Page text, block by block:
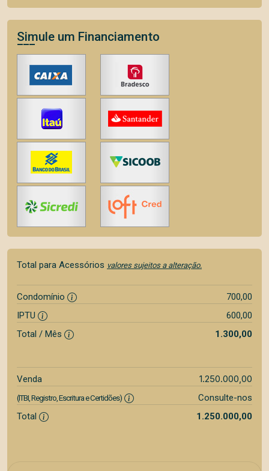
Simule um Financiamento
Total para Acessórios valores sujeitos a alteração.
Condomínio
700,00
IPTU
600,00
Total / Mês
1.300,00
Venda 1.250.000,00
(ITBI, Registro, Escritura e Certidões)
Consulte-nos
Total
1.250.000,00